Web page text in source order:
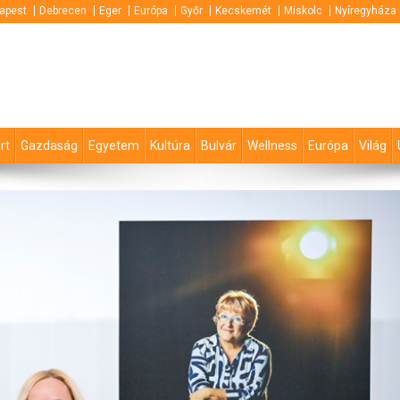
Debrecen Eger Európa Győr Kecskemét Miskolc Nyíregyháza
Gazdaság Egyetem Kultúra Bulvár Wellness Európa Világ